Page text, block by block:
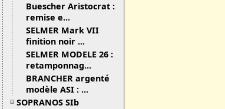
Buescher Aristocrat :
remise e...
SELMER Mark VII
finition noir ...
SELMER MODELE 26 :
retamponnag...
BRANCHER argenté
modèle ASI : ...
SOPRANOS SIb